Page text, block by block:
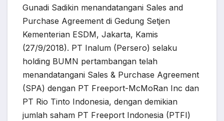
Gunadi Sadikin menandatangani Sales and
Purchase Agreement di Gedung Setjen
Kementerian ESDM, Jakarta, Kamis
(27/9/2018). PT Inalum (Persero) selaku
holding BUMN pertambangan telah
menandatangani Sales & Purchase Agreement
(SPA) dengan PT Freeport-McMoRan Inc dan
PT Rio Tinto Indonesia, dengan demikian
jumlah saham PT Freeport Indonesia (PTFI)